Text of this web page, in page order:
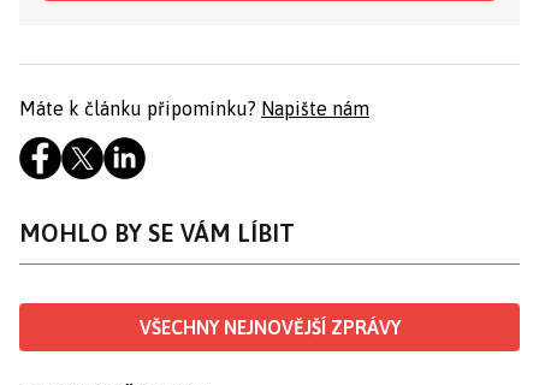
Máte k článku připomínku? Napište nám
MOHLO BY SE VÁM LÍBIT
VŠECHNY NEJNOVĚJŠÍ ZPRÁVY